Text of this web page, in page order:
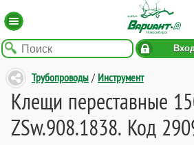
Трубопроводы / Инструмент
Клещи переставные
ZSw.908.1838. Код